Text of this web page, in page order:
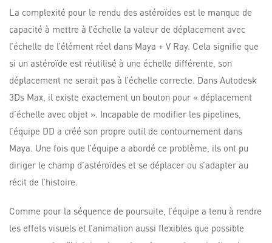
La complexité pour le rendu des astéroïdes est le manque de
capacité à mettre à l’échelle la valeur de déplacement avec
l’échelle de l’élément réel dans Maya + V Ray. Cela signifie que
si un astéroïde est réutilisé à une échelle différente, son
déplacement ne serait pas à l’échelle correcte. Dans Autodesk
3Ds Max, il existe exactement un bouton pour « déplacement
d’échelle avec objet ». Incapable de modifier les pipelines,
l’équipe DD a créé son propre outil de contournement dans
Maya. Une fois que l’équipe a abordé ce problème, ils ont pu
diriger le champ d’astéroïdes et se déplacer ou s’adapter au
récit de l’histoire.
Comme pour la séquence de poursuite, l’équipe a tenu à rendre
les effets visuels et l’animation aussi flexibles que possible